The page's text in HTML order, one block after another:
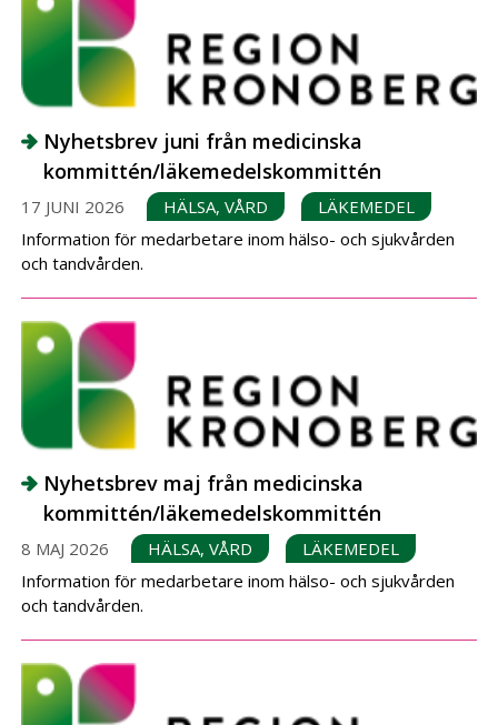
Nyhetsbrev juni från medicinska
kommittén/läkemedelskommittén
17 JUNI 2026 HÄLSA, VÅRD
LÄKEMEDEL
Information för medarbetare inom hälso- och sjukvården
och tandvården.
Nyhetsbrev maj från medicinska
kommittén/läkemedelskommittén
8 MAJ 2026 HÄLSA, VÅRD
LÄKEMEDEL
Information för medarbetare inom hälso- och sjukvården
och tandvården.